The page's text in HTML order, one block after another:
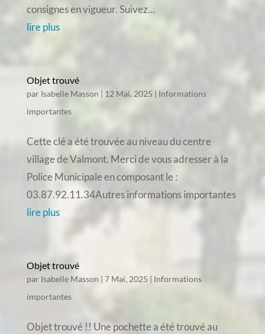
consignes en vigueur. Suivez...
lire plus
Objet trouvé
par Isabelle Masson | 12 Mai, 2025 | Informations
importantes
Cette clé a été trouvée au niveau du centre
village de Valmont. Merci de vous adresser à la
Police Municipale en composant le :
03.87.92.11.34Autres informations importantes
lire plus
Objet trouvé
par Isabelle Masson | 7 Mai, 2025 | Informations
importantes
Objet trouvé !! Une pochette a été trouvé au